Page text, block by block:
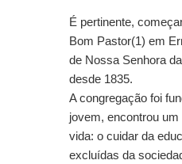
É pertinente,
Bom Pastor(1) em
de Nossa Senhora
desde 1835.
A congregação foi
jovem, encontrou
vida: o cuidar da
excluídas da